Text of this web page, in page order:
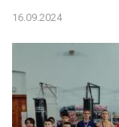
16.09.2024